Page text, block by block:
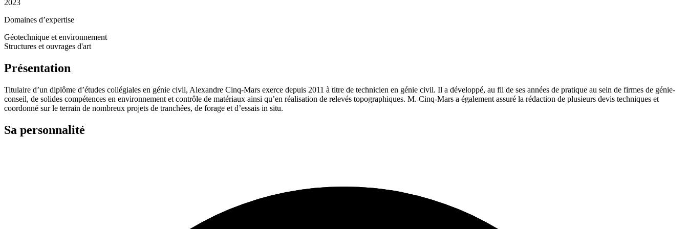
2023
Domaines d’expertise
Géotechnique et environnement
Structures et ouvrages d'art
Présentation
Titulaire d’un diplôme d’études collégiales en génie civil, Alexandre Cinq-Mars exerce depuis 2011 à titre de technicien en génie civil. Il a développé, au fil de ses années de pratique au sein de firmes de génie-
conseil, de solides compétences en environnement et contrôle de matériaux ainsi qu’en réalisation de relevés topographiques. M. Cinq-Mars a également assuré la rédaction de plusieurs devis techniques et
coordonné sur le terrain de nombreux projets de tranchées, de forage et d’essais in situ.
Sa personnalité